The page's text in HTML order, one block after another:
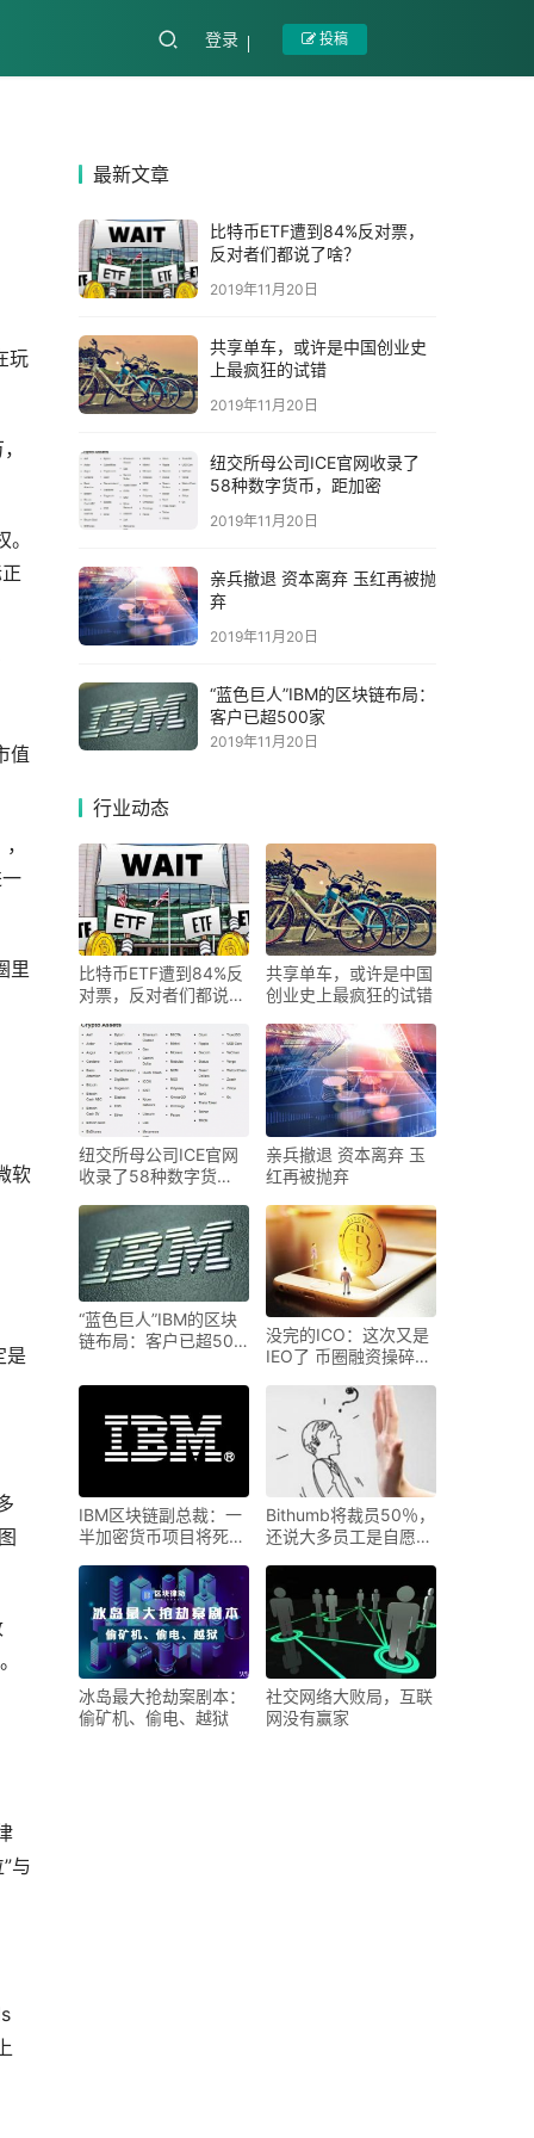
登录 投稿
玩
值
里
软
是
与
最新文章
比特币ETF遭到84%反对票，
反对者们都说了啥？
2019年11月20日
共享单车，或许是中国创业史
上最疯狂的试错
2019年11月20日
纽交所母公司ICE官网收录了
58种数字货币，距加密
2019年11月20日
亲兵撤退 资本离弃 玉红再被抛
弃
2019年11月20日
“蓝色巨人”IBM的区块链布局：
客户已超500家
2019年11月20日
行业动态
比特币ETF遭到84%反
对票，反对者们都说了
共享单车，或许是中国
创业史上最疯狂的试错
纽交所母公司ICE官网
收录了58种数字货
亲兵撤退 资本离弃 玉
红再被抛弃
“蓝色巨人”IBM的区块
链布局：客户已超500
没完的ICO：这次又是
IEO了 币圈融资操碎了
IBM区块链副总裁：一
半加密货币项目将死
Bithumb将裁员50％，
还说大多员工是自愿退
冰岛最大抢劫案剧本：
偷矿机、偷电、越狱
社交网络大败局，互联
网没有赢家